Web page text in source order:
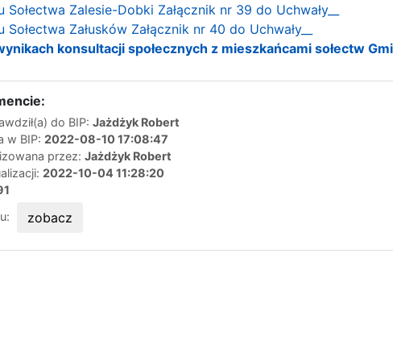
Zalesie-Dobki Załącznik nr 39 do Uchwały__
Załusków Załącznik nr 40 do Uchwały__
konsultacji społecznych z mieszkańcami sołectw
do BIP: Jażdżyk Robert
w BIP: 2022-08-10 17:08:47
przez: Jażdżyk Robert
2022-10-04 11:28:20
zobacz